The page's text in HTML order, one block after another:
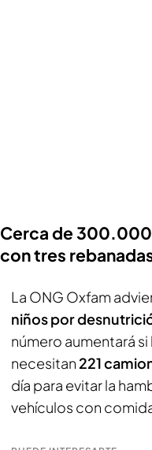
Cerca de 300.000
con tres
La ONG Oxfam
niños por
número aumentará
necesitan 221
día para evitar la
vehículos con